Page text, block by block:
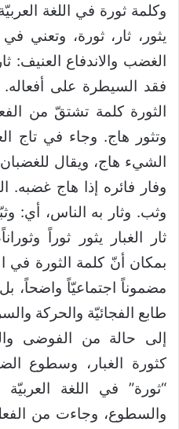
وكلمة ثورة في اللغة
يثور، ثار، ثورة، وتعني
الغضب والاندفاع العنيف:
فقد السيطرة على
الثورة كلمة تشتقّ من
وتثور هاج. وجاء في تاج
الشيء هاج، ويقال
وفار فائره إذا هاج غضبه.
وثب. وثار به الناس، أي:
ثار الغبار يثور ثوراً
بمكان أنّ كلمة الثورة في
مضموناً اجتماعيّاً واضحاً،
طابع الفجائيّة والحركة
إلى حالة من الفوضى
كثورة الغبار، وسطوع
“ثورة” في اللغة العربيّة
والسطوع، وجاءت من